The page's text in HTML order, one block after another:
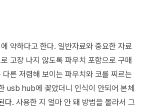
약하다고 한다. 일반자료와 중요한 자료
고장 나지 않도록 파우치 포함으로 구매
른 저렴해 보이는 파우치와 코를 찌르는
usb hub에 꽂았더니 인식이 안되어 본체
다. 사용한 지 얼마 안 돼 방법을 몰라서 그